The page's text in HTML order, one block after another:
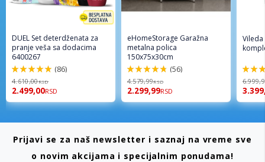
DUEL Set deterdženata za
pranje veša sa dodacima
6400267
98%
(86)
4.610,00RSD
2.499,00RSD
eHomeStorage Garažna
metalna polica
150x75x30cm
96%
(56)
4.579,99RSD
2.299,99RSD
92%
Prijavi se za naš newsletter i saznaj na vreme sve
o novim akcijama i specijalnim ponudama!